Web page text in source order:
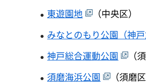
東遊園地
（中央区）
みなとのもり公園（神
神戸総合運動公園
（
須磨海浜公園
（須磨区